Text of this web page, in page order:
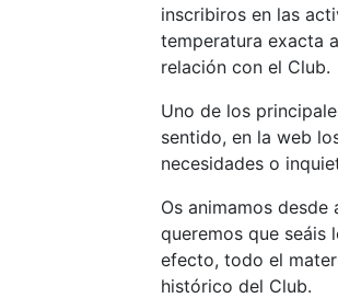
inscribiros en las
temperatura exacta
relación con el Club.
Uno de los
sentido, en la web
necesidades o
Os animamos
queremos que seáis
efecto, todo el
histórico del Club.